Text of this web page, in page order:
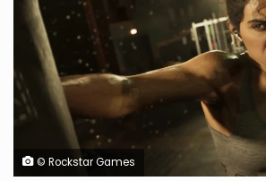
© Rockstar Games